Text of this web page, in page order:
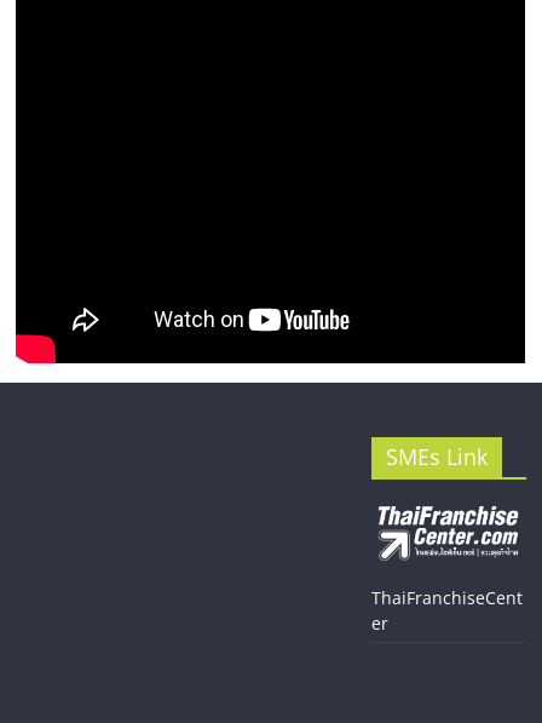
SMEs Link
ThaiFranchiseCent
er